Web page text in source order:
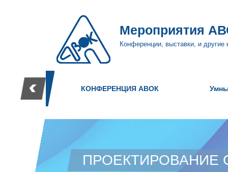
Мероприятия
Конференции, выставки, и
КОНФЕРЕНЦИЯ АВОК
стол Современные тенденции
Очная конференция АВОК